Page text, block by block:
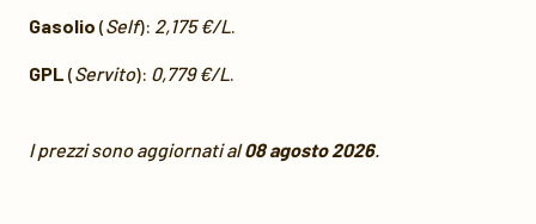
Gasolio (Self): 2,175 €/L.
GPL (Servito): 0,779 €/L.
I prezzi sono aggiornati al08 agosto 2026.